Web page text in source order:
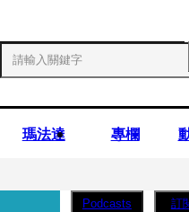
瑪法達 專欄
Podcasts 訂